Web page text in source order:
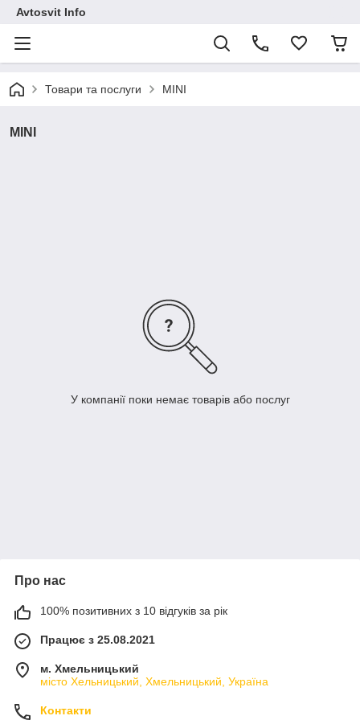
Avtosvit Info
Товари та послуги MINI
MINI
У компанії поки немає товарів або послуг
Про нас
100% позитивних з 10 відгуків за рік
Працює з 25.08.2021
м. Хмельницький
місто Хельницький, Хмельницький, Україна
Контакти